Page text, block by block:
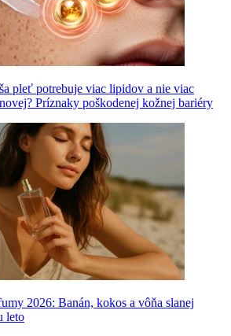
pleť potrebuje viac lipidov a nie viac
Príznaky poškodenej kožnej bariéry
2026: Banán, kokos a vôňa slanej
leto